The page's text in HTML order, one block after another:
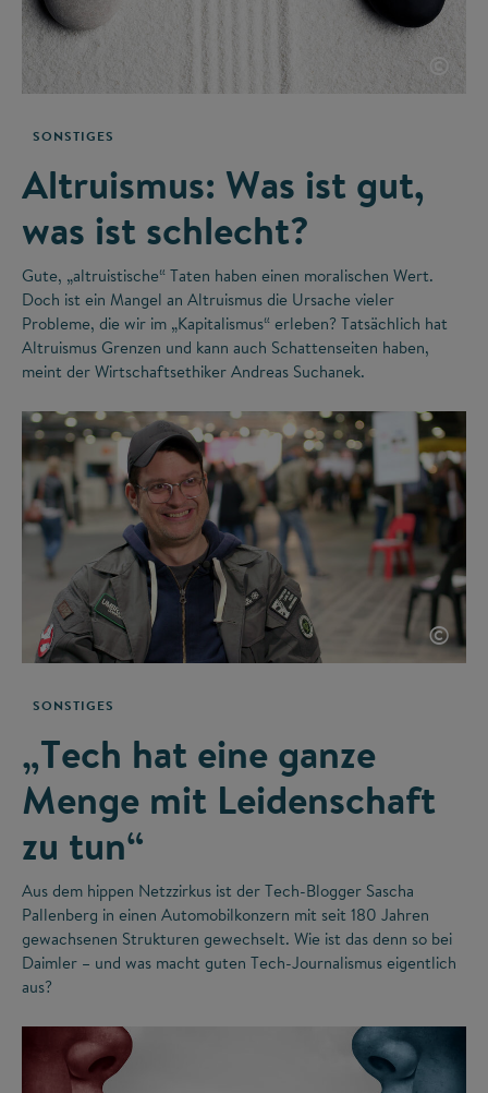
©
SONSTIGES
Altruismus: Was ist gut,
was ist schlecht?
Gute, „altruistische“ Taten haben einen moralischen Wert.
Doch ist ein Mangel an Altruismus die Ursache vieler
Probleme, die wir im „Kapitalismus“ erleben? Tatsächlich hat
Altruismus Grenzen und kann auch Schattenseiten haben,
meint der Wirtschaftsethiker Andreas Suchanek.
©
SONSTIGES
„Tech hat eine ganze
Menge mit Leidenschaft
zu tun“
Aus dem hippen Netzzirkus ist der Tech-Blogger Sascha
Pallenberg in einen Automobilkonzern mit seit 180 Jahren
gewachsenen Strukturen gewechselt. Wie ist das denn so bei
Daimler – und was macht guten Tech-Journalismus eigentlich
aus?